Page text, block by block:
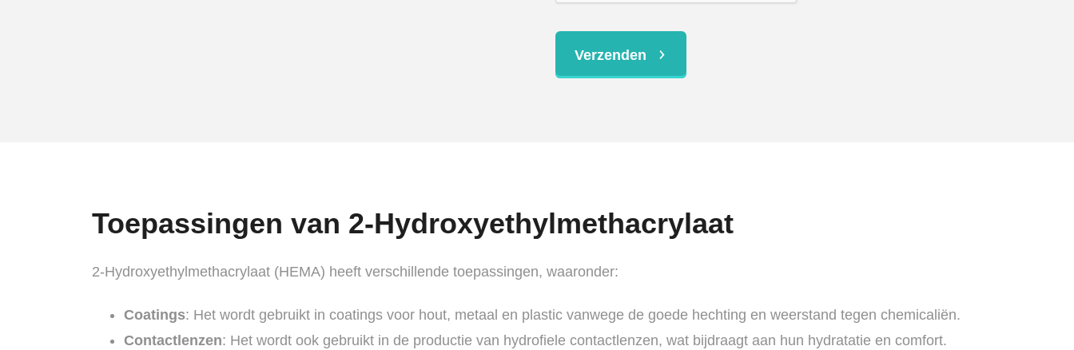
Verzenden
Toepassingen van 2-Hydroxyethylmethacrylaat
2-Hydroxyethylmethacrylaat (HEMA) heeft verschillende toepassingen, waaronder:
Coatings: Het wordt gebruikt in coatings voor hout, metaal en plastic vanwege de goede hechting en weerstand tegen chemicaliën.
Contactlenzen: Het wordt ook gebruikt in de productie van hydrofiele contactlenzen, wat bijdraagt aan hun hydratatie en comfort.